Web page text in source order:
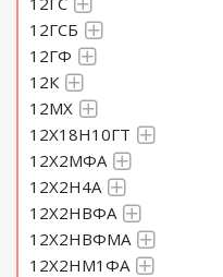
12ГСБ
12ГФ
12К
12МХ
12Х18Н10ГТ
12Х2МФА
12Х2Н4А
12Х2НВФА
12Х2НВФМА
12Х2НМ1ФА